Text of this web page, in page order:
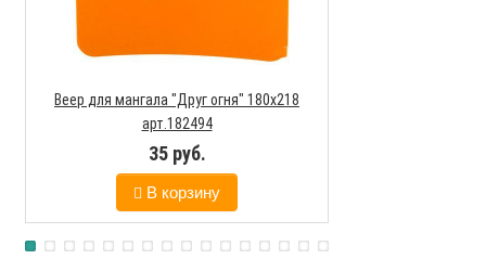
Веер для мангала "Друг огня" 180х218
арт.182494
35 руб.
В корзину